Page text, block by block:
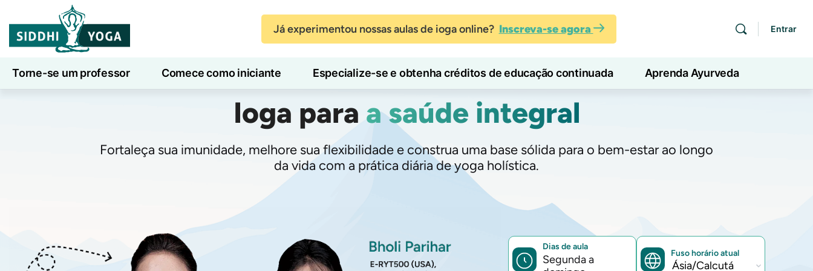
Já experimentou nossas aulas de ioga online? Inscreva-se agora Entrar
Torne-se um professor Comece como iniciante Especialize-se e obtenha créditos de educação continuada Aprenda Ayurveda
7 Dias de Bem-EstarIoga para a saúde integral
Fortaleça sua imunidade, melhore sua flexibilidade e construa uma base sólida para o bem-estar ao longo
da vida com a prática diária de yoga holística.
Dias de aula
Segunda a
Fuso horário atual
Fuso